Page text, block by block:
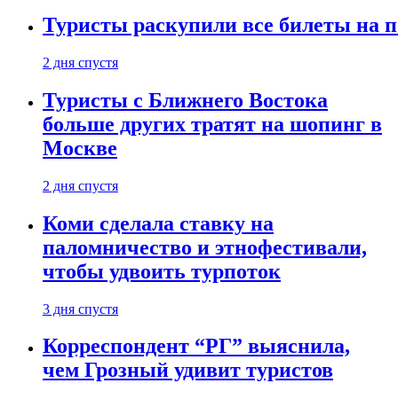
Туристы раскупили все билеты на
2 дня спустя
Туристы с Ближнего Востока
больше других тратят на шопинг в
Москве
2 дня спустя
Коми сделала ставку на
паломничество и этнофестивали,
чтобы удвоить турпоток
3 дня спустя
Корреспондент “РГ” выяснила,
чем Грозный удивит туристов